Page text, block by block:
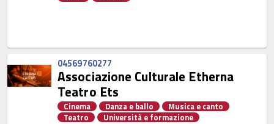
04569760277
Associazione Culturale Etherna
Teatro Ets
Cinema Danza e ballo
Musica e canto
Teatro
Università e formazione